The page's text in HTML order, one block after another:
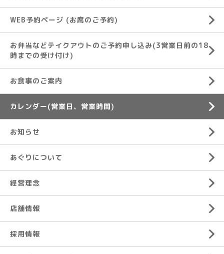
WEB予約ページ (お席のご予約)
お弁当などテイクアウトのご予約申し込み(3営業日前の18
時までの受け付け)
お食事のご案内
カレンダー(営業日、営業時間)
お知らせ
あぐりについて
経営理念
店舗情報
採用情報